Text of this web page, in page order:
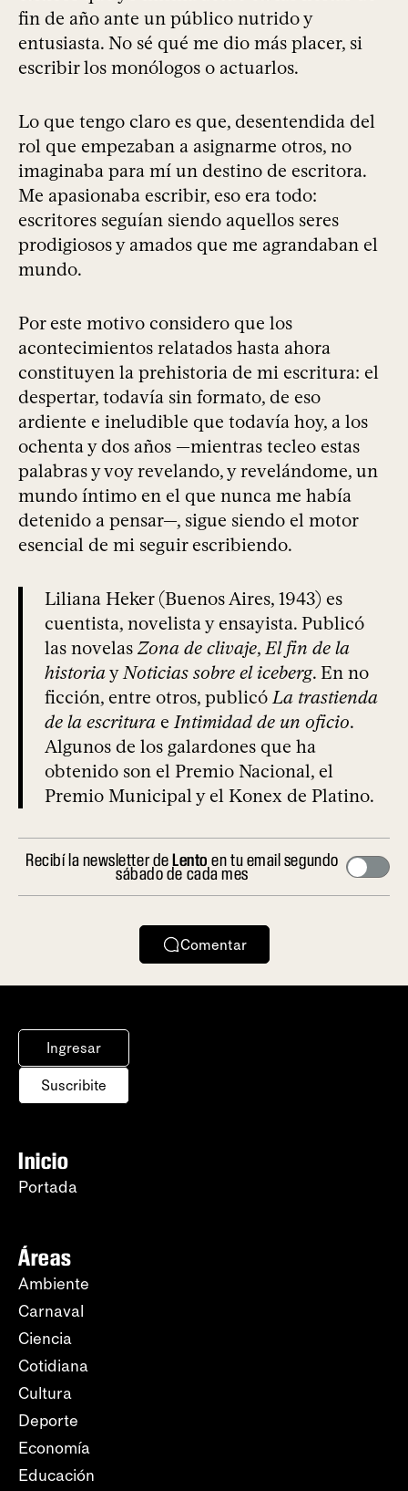
fin de año ante un público nutrido y
entusiasta. No sé qué me dio más placer, si
escribir los monólogos o actuarlos.
Lo que tengo claro es que, desentendida del
rol que empezaban a asignarme otros, no
imaginaba para mí un destino de escritora.
Me apasionaba escribir, eso era todo:
escritores seguían siendo aquellos seres
prodigiosos y amados que me agrandaban el
mundo.
Por este motivo considero que los
acontecimientos relatados hasta ahora
constituyen la prehistoria de mi escritura: el
despertar, todavía sin formato, de eso
ardiente e ineludible que todavía hoy, a los
ochenta y dos años —mientras tecleo estas
palabras y voy revelando, y revelándome, un
mundo íntimo en el que nunca me había
detenido a pensar—, sigue siendo el motor
esencial de mi seguir escribiendo.
Liliana Heker (Buenos Aires, 1943) es
cuentista, novelista y ensayista. Publicó
las novelas Zona de clivaje, El fin de la
historiayNoticias sobre el iceberg. En no
ficción, entre otros, publicó La trastienda
de la escritura eIntimidad de un oficio.
Algunos de los galardones que ha
obtenido son el Premio Nacional, el
Premio Municipal y el Konex de Platino.
Recibí la newsletter deLento en tu email segundo
sábado de cada mes
Comentar
Ingresar
Suscribite
Inicio
Portada
Áreas
Ambiente
Carnaval
Ciencia
Cotidiana
Cultura
Deporte
Economía
Educación